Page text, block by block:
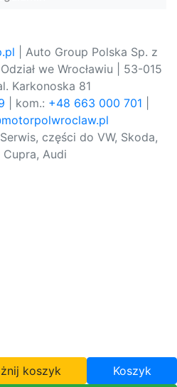
| Auto Group Polska Sp. z
we Wrocławiu | 53-015
Karkonoska 81
| kom.: +48 663 000 701
części do VW, Skoda,
Cupra, Audi
koszyk Koszyk